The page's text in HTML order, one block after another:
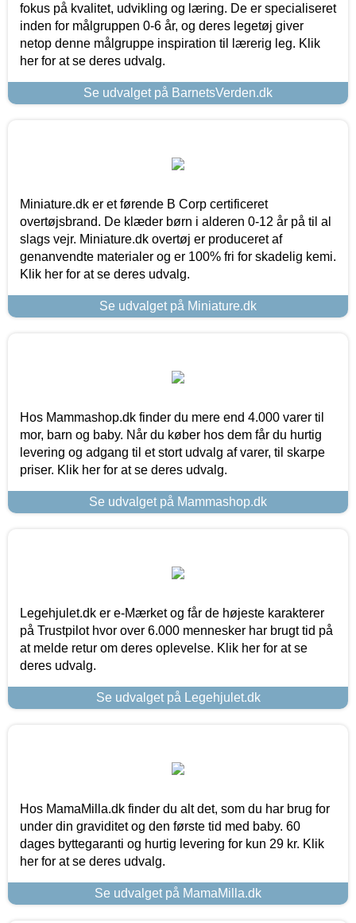
fokus på kvalitet, udvikling og læring. De er specialiseret
inden for målgruppen 0-6 år, og deres legetøj giver
netop denne målgruppe inspiration til lærerig leg. Klik
her for at se deres udvalg.
Se udvalget på BarnetsVerden.dk
Miniature.dk er et førende B Corp certificeret
overtøjsbrand. De klæder børn i alderen 0-12 år på til al
slags vejr. Miniature.dk overtøj er produceret af
genanvendte materialer og er 100% fri for skadelig kemi.
Klik her for at se deres udvalg.
Se udvalget på Miniature.dk
Hos Mammashop.dk finder du mere end 4.000 varer til
mor, barn og baby. Når du køber hos dem får du hurtig
levering og adgang til et stort udvalg af varer, til skarpe
priser. Klik her for at se deres udvalg.
Se udvalget på Mammashop.dk
Legehjulet.dk er e-Mærket og får de højeste karakterer
på Trustpilot hvor over 6.000 mennesker har brugt tid på
at melde retur om deres oplevelse. Klik her for at se
deres udvalg.
Se udvalget på Legehjulet.dk
Hos MamaMilla.dk finder du alt det, som du har brug for
under din graviditet og den første tid med baby. 60
dages byttegaranti og hurtig levering for kun 29 kr. Klik
her for at se deres udvalg.
Se udvalget på MamaMilla.dk